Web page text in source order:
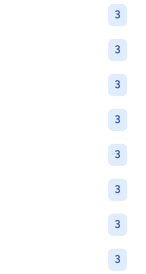
3
3
3
3
3
3
3
3